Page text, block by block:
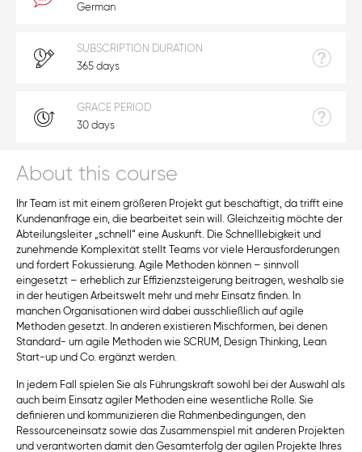
About this course
Ihr Team ist mit einem größeren Projekt gut beschäftigt, da trifft eine
Kundenanfrage ein, die bearbeitet sein will. Gleichzeitig möchte der
Abteilungsleiter „schnell“ eine Auskunft. Die Schnelllebigkeit und
zunehmende Komplexität stellt Teams vor viele Herausforderungen
und fordert Fokussierung. Agile Methoden können – sinnvoll
eingesetzt – erheblich zur Effizienzsteigerung beitragen, weshalb sie
in der heutigen Arbeitswelt mehr und mehr Einsatz finden. In
manchen Organisationen wird dabei ausschließlich auf agile
Methoden gesetzt. In anderen existieren Mischformen, bei denen
Standard- um agile Methoden wie SCRUM, Design Thinking, Lean
Start-up und Co. ergänzt werden.
In jedem Fall spielen Sie als Führungskraft sowohl bei der Auswahl als
auch beim Einsatz agiler Methoden eine wesentliche Rolle. Sie
definieren und kommunizieren die Rahmenbedingungen, den
Ressourceneinsatz sowie das Zusammenspiel mit anderen Projekten
und verantworten damit den Gesamterfolg der agilen Projekte Ihres
German
SUBSCRIPTION DURATION
365 days
GRACE PERIOD
30 days